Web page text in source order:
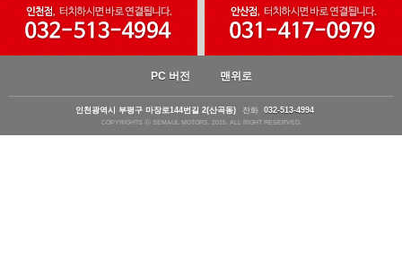
PC 버전 맨위로
인천광역시 부평구 마장로144번길 2(산곡동) 전화 032-513-4994
COPYRIGHTS ⓒ SEMAUL MOTORS. 2015. ALL RIGHT RESERVED.